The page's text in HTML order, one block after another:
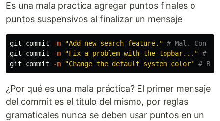
Es una mala practica agregar puntos finales o
puntos suspensivos al finalizar un mensaje
git commit -m "Add new search feature." # Mal. Con
git commit
-m "Fix a problem with the topbar..." #
git commit
-m "Change the default system color" #
¿Por qué es una mala práctica? El primer mensaje
del commit es el título del mismo, por reglas
gramaticales nunca se deben usar puntos en un